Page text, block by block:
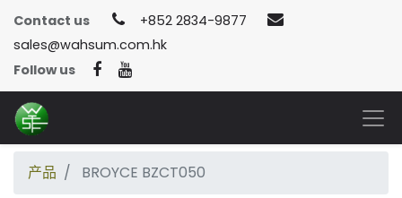
Contact us
+852 2834-9877
sales@wahsum.com.hk
Follow us
产品 BROYCE BZCT050